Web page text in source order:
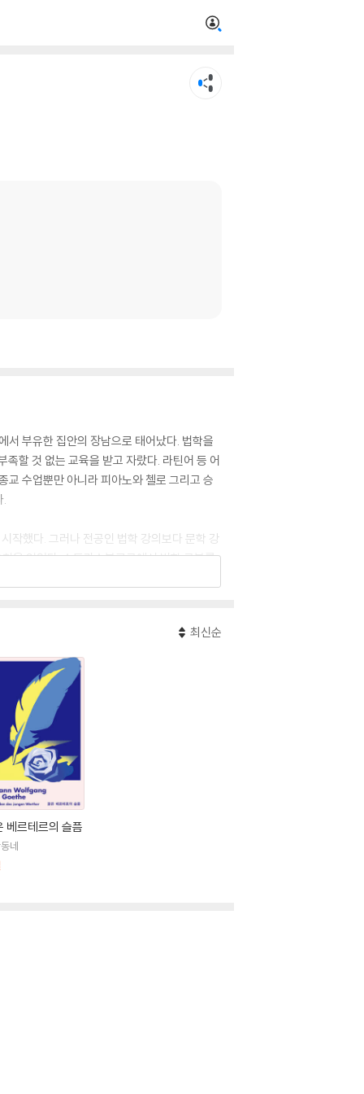
부유한 집안의 장남으로 태어났다. 법학을
할 것 없는 교육을 받고 자랐다. 라틴어 등 어
교 수업뿐만 아니라 피아노와 첼로 그리고 승
.
작했다. 그러나 전공인 법학 강의보다 문학 강
을 얻었다. 슈트라스부르크에서 법학 공부를
규범으로 여기고 있던 프랑스 고전주의 극을
약 유명세를 타게 되었다.
법학 공부를 위해 머물다가 헤르더를 알게
때 이미 약혼자가 있는 샤를로테 부프를 사랑
이때의 경험에서 나온 것으로, 주인공 베르
만나기 위해 프랑크푸르트로 몰려들었다. '슈
는 바이마르로 가서 공작의 고문이 되고 17
의를 지향하게 되었다. 1794년부터 실러가
우스트』에 다시 손을 댄 것도 이 시점이다.
부인의 영향으로 그곳에 머무르게 된다. 괴
어나 이탈리아로 여행을 감행했다. 1년 9개월
화와 균형, 그리고 절도와 절제의 정신을 자
대라고 부른다. 이 시기에 괴테와 실러는 바
적인 개성”으로 고양(高揚)되는 과정을 추
최신순
베르테르의 슬픔
네